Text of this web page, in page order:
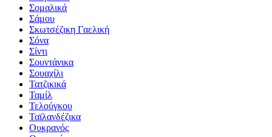
Σομαλικά
Σάμου
Σκωτσέζικη Γαελική
Σόνα
Σίντι
Σουντάνικα
Σουαχίλι
Τατζικικά
Ταμίλ
Τελούγκου
Ταϊλανδέζικα
Ουκρανός